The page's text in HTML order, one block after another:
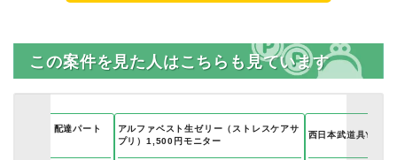
この案件を見た人はこちらも見ています
サービス）配達パート
アルファベスト生ゼリー（ストレスケアサ
プリ）1,500円モニター
西日本武道具